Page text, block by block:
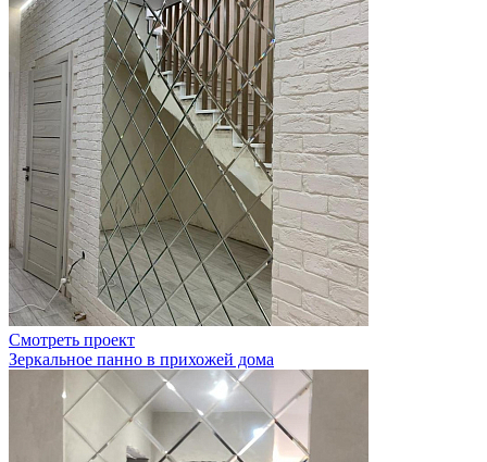
Смотреть проект
Зеркальное панно в прихожей дома